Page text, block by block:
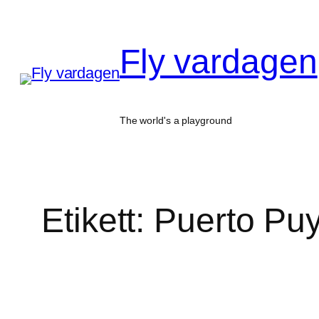
Fly vardagen
The world's a playground
Etikett: Puerto